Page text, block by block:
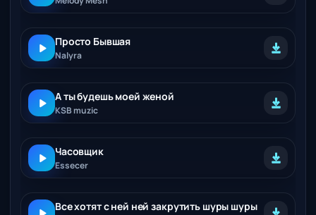
Просто Бывшая
Nalyra
А ты будешь моей женой
KSB muzic
Часовщик
Essecer
Все хотят с ней ней закрутить шуры шуры